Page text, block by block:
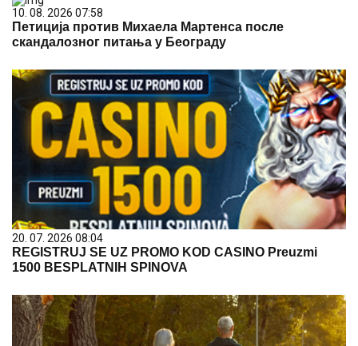
10. 08. 2026 07:58
Петиција против Михаела Мартенса после
скандалозног питања у Београду
20. 07. 2026 08:04
REGISTRUJ SE UZ PROMO KOD CASINO Preuzmi
1500 BESPLATNIH SPINOVA